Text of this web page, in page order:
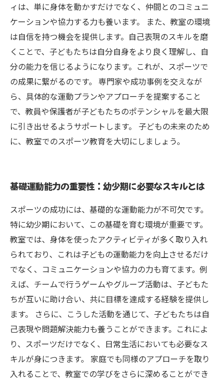
ィは、単に身体を動かすだけでなく、仲間とのコミュニ
ケーションや協力する力も養います。 また、教室の環境
は自信を持つ機会を提供します。自己表現のスキルを磨
くことで、子どもたちは自分自身をより良く理解し、自
分の能力を信じるようになります。これが、スポーツで
の成果に繋がるのです。 専門家や成功事例を交えなが
ら、具体的な運動プランやアプローチを提案すること
で、教員や保護者が子どもたちのポテンシャルを最大限
に引き出せるようサポートします。 子どもの未来のため
に、教室でのスポーツ教育を大切にしましょう。
基礎運動能力の重要性：幼少期に必要なスキルとは
スポーツの成功には、基礎的な運動能力が不可欠です。
特に幼少期において、この基礎を育む環境が重要です。
教室では、身体を使ったアクティビティが多く取り入れ
られており、これは子どもの運動能力を向上させるだけ
でなく、コミュニケーションや協力の力も育てます。例
えば、チームで行うゲームやグループ活動は、子どもた
ちが互いに助け合い、共に目標を達成する経験を提供し
ます。 さらに、こうした活動を通じて、子どもたちは自
己表現や問題解決能力も養うことができます。これによ
り、スポーツだけでなく、日常生活においても必要なス
キルが身につきます。 家庭でも同様のアプローチを取り
入れることで、教室での学びをさらに深めることができ